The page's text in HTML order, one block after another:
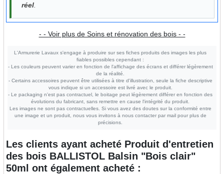
réel
- - Voir plus de Soins et rénovation des bois - -
L'Armurerie Lavaux s'engage à produire sur ses fiches produits des images les plus
fiables possibles cependant :
- Les couleurs peuvent varier en fonction de l'affichage des écrans et différer légèrement
de la réalité.
- Certains accessoires peuvent être utilisées à titre d'illustration, seule la fiche descriptive
vous indique si un accessoire est livré avec le produit.
- Le packaging n'est pas contractuel, le boitage peut légèrement différer en fonction des
évolutions du fabricant, sans remettre en cause l'intégrité du produit.
Les images ne sont pas contractuelles. Si vous avez des doutes sur la conformité entre
une image et un produit, nous vous invitons à nous contacter par mail pour plus de
précisions.
Les clients ayant acheté Produit d'entretien
des bois BALLISTOL Balsin "Bois clair"
50ml ont également acheté :